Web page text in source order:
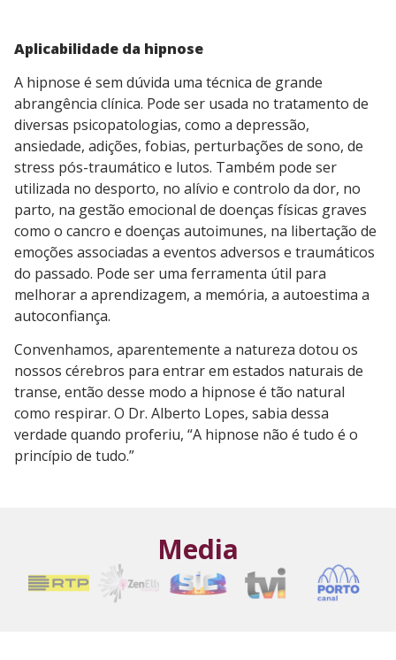
Aplicabilidade da hipnose
A hipnose é sem dúvida uma técnica de grande
abrangência clínica. Pode ser usada no tratamento de
diversas psicopatologias, como a depressão,
ansiedade, adições, fobias, perturbações de sono, de
stress pós-traumático e lutos. Também pode ser
utilizada no desporto, no alívio e controlo da dor, no
parto, na gestão emocional de doenças físicas graves
como o cancro e doenças autoimunes, na libertação de
emoções associadas a eventos adversos e traumáticos
do passado. Pode ser uma ferramenta útil para
melhorar a aprendizagem, a memória, a autoestima a
autoconfiança.
Convenhamos, aparentemente a natureza dotou os
nossos cérebros para entrar em estados naturais de
transe, então desse modo a hipnose é tão natural
como respirar. O Dr. Alberto Lopes, sabia dessa
verdade quando proferiu, “A hipnose não é tudo é o
princípio de tudo.”
Media